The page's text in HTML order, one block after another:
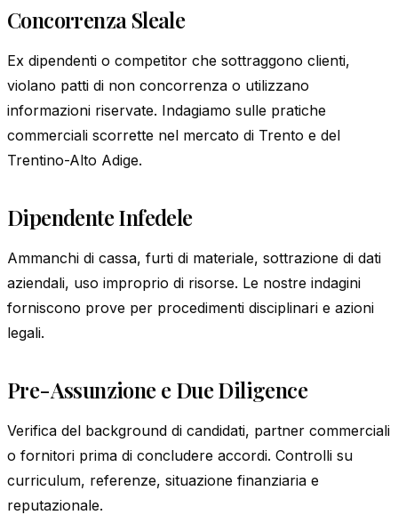
Concorrenza Sleale
Ex dipendenti o competitor che sottraggono clienti,
violano patti di non concorrenza o utilizzano
informazioni riservate. Indagiamo sulle pratiche
commerciali scorrette nel mercato di Trento e del
Trentino-Alto Adige.
Dipendente Infedele
Ammanchi di cassa, furti di materiale, sottrazione di dati
aziendali, uso improprio di risorse. Le nostre indagini
forniscono prove per procedimenti disciplinari e azioni
legali.
Pre-Assunzione e Due Diligence
Verifica del background di candidati, partner commerciali
o fornitori prima di concludere accordi. Controlli su
curriculum, referenze, situazione finanziaria e
reputazionale.